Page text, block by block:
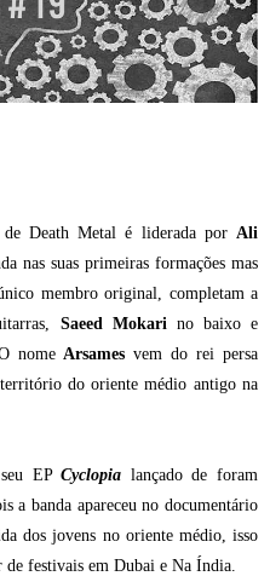
Death Metal é liderada por Ali
nas suas primeiras formações mas
membro original, completam a
Saeed Mokari no baixo e
nome Arsamesvem do rei persa
do oriente médio antigo na
seu EPCyclopia lançado de foram
a banda apareceu no documentário
dos jovens no oriente médio, isso
festivais em Dubai e Na Índia.